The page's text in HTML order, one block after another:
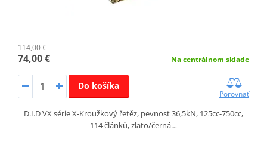
114,00 €
74,00 € Na centrálnom sklade
Do košíka
Porovnať
D.I.D VX série X-Kroužkový řetěz, pevnost 36,5kN, 125cc-750cc,
114 článků, zlato/černá…